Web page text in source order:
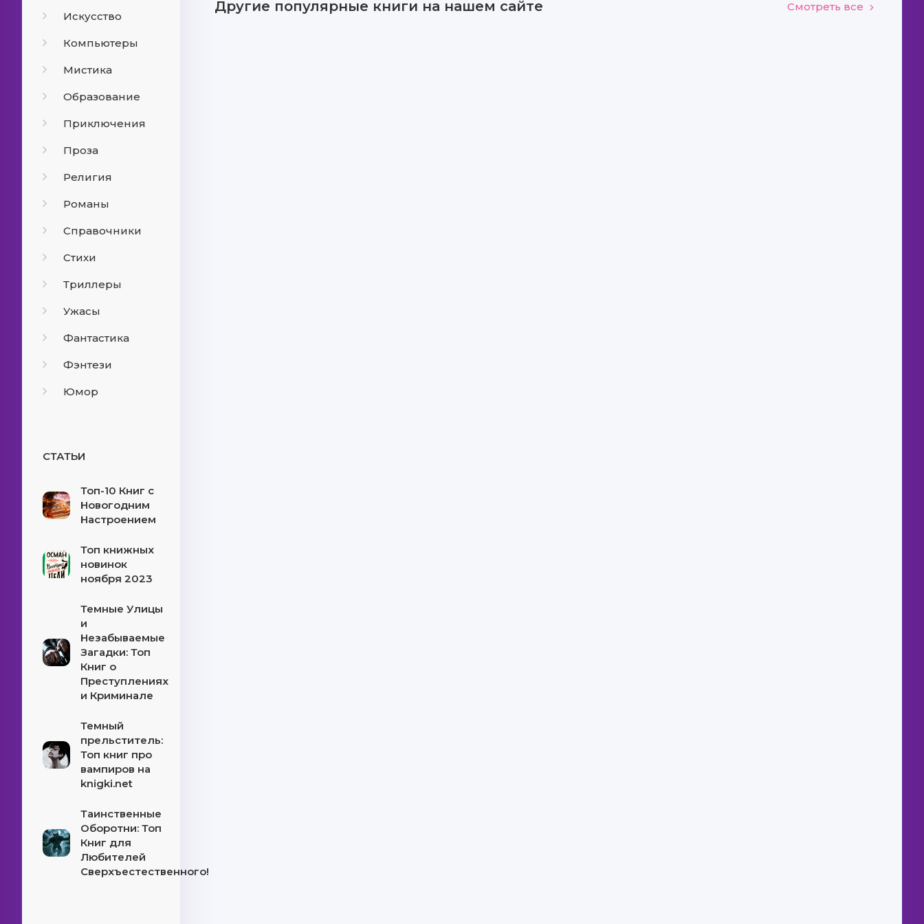
Искусство
Компьютеры
Мистика
Образование
Приключения
Проза
Религия
Романы
Справочники
Стихи
Триллеры
Ужасы
Фантастика
Фэнтези
Юмор
СТАТЬИ
Топ-10 Книг с
Новогодним
Настроением
Топ книжных
новинок
ноября 2023
Темные Улицы
и
Незабываемые
Загадки: Топ
Книг о
Преступлениях
и Криминале
Темный
прельститель:
Топ книг про
вампиров на
knigki.net
Таинственные
Оборотни: Топ
Книг для
Любителей
Сверхъестественного!
Другие популярные книги на нашем сайте Смотреть все